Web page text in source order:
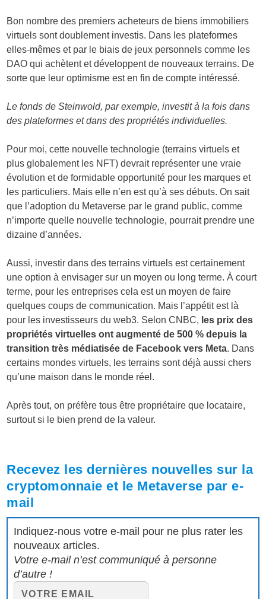
Bon nombre des premiers acheteurs de biens immobiliers
virtuels sont doublement investis. Dans les plateformes
elles-mêmes et par le biais de jeux personnels comme les
DAO qui achètent et développent de nouveaux terrains. De
sorte que leur optimisme est en fin de compte intéressé.
Le fonds de Steinwold, par exemple, investit à la fois dans
des plateformes et dans des propriétés individuelles.
Pour moi, cette nouvelle technologie (terrains virtuels et
plus globalement les NFT) devrait représenter une vraie
évolution et de formidable opportunité pour les marques et
les particuliers. Mais elle n’en est qu’à ses débuts. On sait
que l’adoption du Metaverse par le grand public, comme
n’importe quelle nouvelle technologie, pourrait prendre une
dizaine d’années.
Aussi, investir dans des terrains virtuels est certainement
une option à envisager sur un moyen ou long terme. À court
terme, pour les entreprises cela est un moyen de faire
quelques coups de communication. Mais l’appétit est là
pour les investisseurs du web3. Selon CNBC, les prix des
propriétés virtuelles ont augmenté de 500 % depuis la
transition très médiatisée de Facebook vers Meta. Dans
certains mondes virtuels, les terrains sont déjà aussi chers
qu’une maison dans le monde réel.
Après tout, on préfère tous être propriétaire que locataire,
surtout si le bien prend de la valeur.
Recevez les dernières nouvelles sur la
cryptomonnaie et le Metaverse par e-
mail
Indiquez-nous votre e-mail pour ne plus rater les
nouveaux articles.
Votre e-mail n’est communiqué à personne
d’autre !